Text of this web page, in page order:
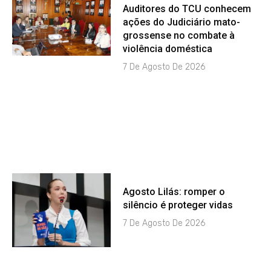
Auditores do TCU conhecem
ações do Judiciário mato-
grossense no combate à
violência doméstica
7 De Agosto De 2026
Agosto Lilás: romper o
silêncio é proteger vidas
7 De Agosto De 2026